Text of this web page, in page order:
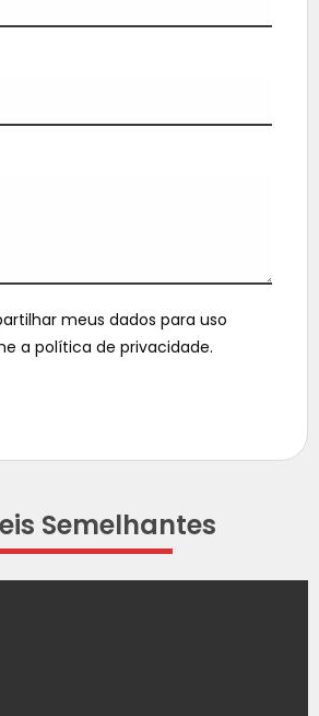
meus dados para uso
a política de privacidade.
Semelhantes